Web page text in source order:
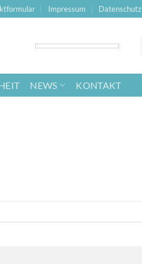
Impressum Datenschutz
NEWS KONTAKT